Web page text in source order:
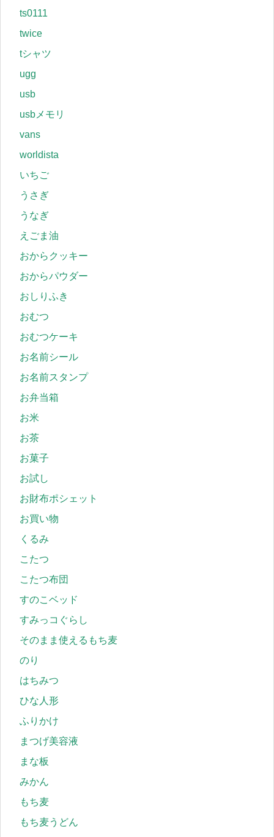
ts0111
twice
tシャツ
ugg
usb
usbメモリ
vans
worldista
いちご
うさぎ
うなぎ
えごま油
おからクッキー
おからパウダー
おしりふき
おむつ
おむつケーキ
お名前シール
お名前スタンプ
お弁当箱
お米
お茶
お菓子
お試し
お財布ポシェット
お買い物
くるみ
こたつ
こたつ布団
すのこベッド
すみっコぐらし
そのまま使えるもち麦
のり
はちみつ
ひな人形
ふりかけ
まつげ美容液
まな板
みかん
もち麦
もち麦うどん